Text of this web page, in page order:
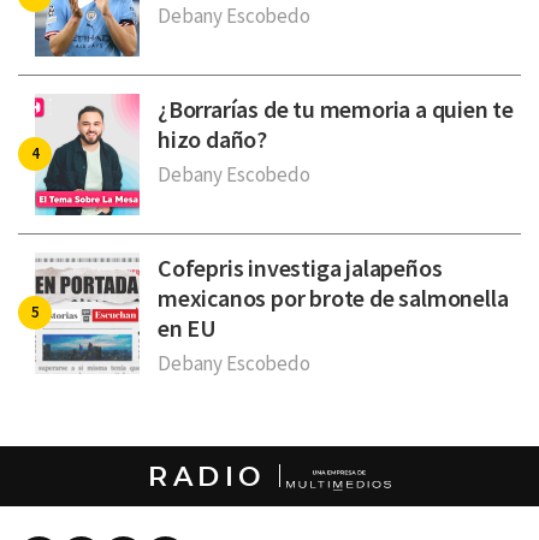
Debany Escobedo
¿Borrarías de tu memoria a quien te
hizo daño?
Debany Escobedo
Cofepris investiga jalapeños
mexicanos por brote de salmonella
en EU
Debany Escobedo
RADIO